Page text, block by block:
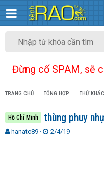
Đừng cố SPAM, sẽ
TRANG CHỦ TỔNG HỢP THỨ KHÁC
Hồ Chí Minh thùng phuy
Thanatc89
N
2/4/19